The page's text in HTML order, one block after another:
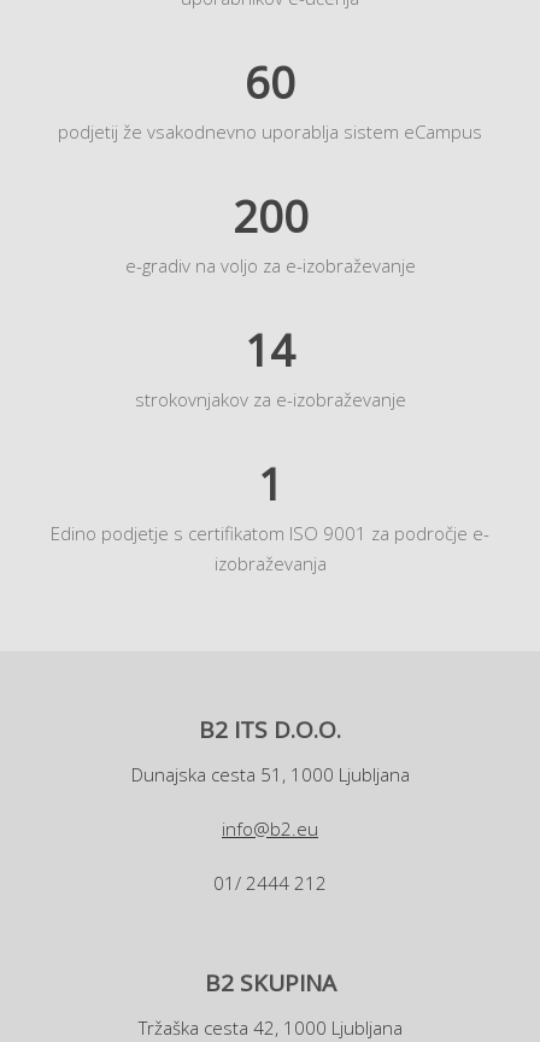
60
podjetij že vsakodnevno uporablja sistem eCampus
200
e-gradiv na voljo za e-izobraževanje
14
strokovnjakov za e-izobraževanje
1
Edino podjetje s certifikatom ISO 9001 za področje e-
izobraževanja
B2 ITS D.O.O.
Dunajska cesta 51, 1000 Ljubljana
info@b2.eu
01/ 2444 212
B2 SKUPINA
Tržaška cesta 42, 1000 Ljubljana